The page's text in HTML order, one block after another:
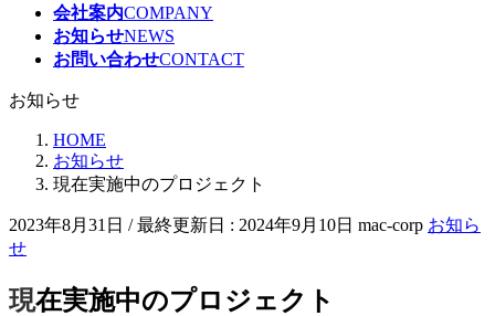
会社案内COMPANY
お知らせNEWS
お問い合わせCONTACT
お知らせ
HOME
お知らせ
現在実施中のプロジェクト
2023年8月31日 / 最終更新日 : 2024年9月10日 mac-corp お知ら
せ
現在実施中のプロジェクト